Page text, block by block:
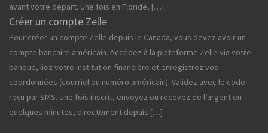
avant votre départ. Une fois en Floride, […]
Créer un compte Zelle
Pour créer un compte Zelle depuis le Canada, vous devez avoir un
compte bancaire américain. Accédez à la plateforme Zelle via votre
banque, liez votre institution financière et enregistrez vos
coordonnées (courriel ou numéro américain). Validez avec le code
reçu par SMS. Une fois inscrit, envoyez ou recevez de l’argent en
quelques minutes, directement depuis […]